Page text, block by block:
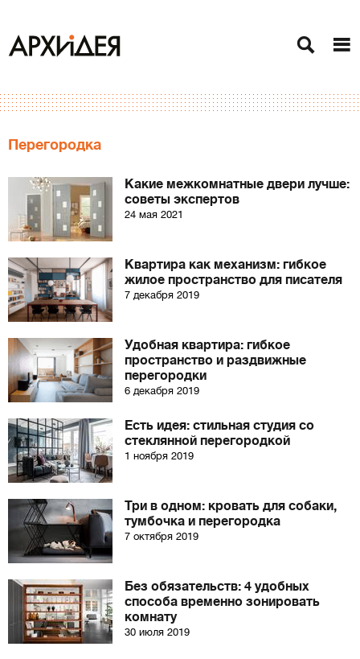
Перегородка
Какие межкомнатные двери лучше:
советы экспертов
24 мая 2021
Квартира как механизм: гибкое
жилое пространство для писателя
7 декабря 2019
Удобная квартира: гибкое
пространство и раздвижные
перегородки
6 декабря 2019
Есть идея: стильная студия со
стеклянной перегородкой
1 ноября 2019
Три в одном: кровать для собаки,
тумбочка и перегородка
7 октября 2019
Без обязательств: 4 удобных
способа временно зонировать
комнату
30 июля 2019